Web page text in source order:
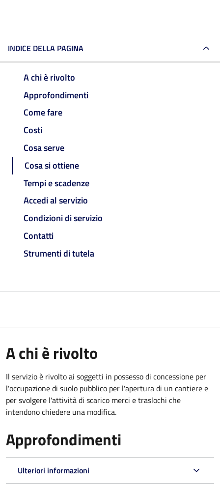
INDICE DELLA PAGINA
A chi è rivolto
Approfondimenti
Come fare
Costi
Cosa serve
Cosa si ottiene
Tempi e scadenze
Accedi al servizio
Condizioni di servizio
Contatti
Strumenti di tutela
A chi è rivolto
Il servizio è rivolto ai soggetti in possesso di concessione per
l'occupazione di suolo pubblico per l'apertura di un cantiere e
per svolgere l'attività di scarico merci e traslochi che
intendono chiedere una modifica.
Approfondimenti
Ulteriori informazioni